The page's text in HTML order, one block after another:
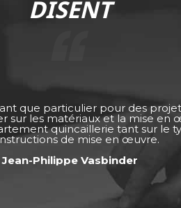
DISENT
que particulier pour des
sur les matériaux et la mise en
quincaillerie tant sur le
de mise en œuvre.
Jean-Philippe Vasbinder